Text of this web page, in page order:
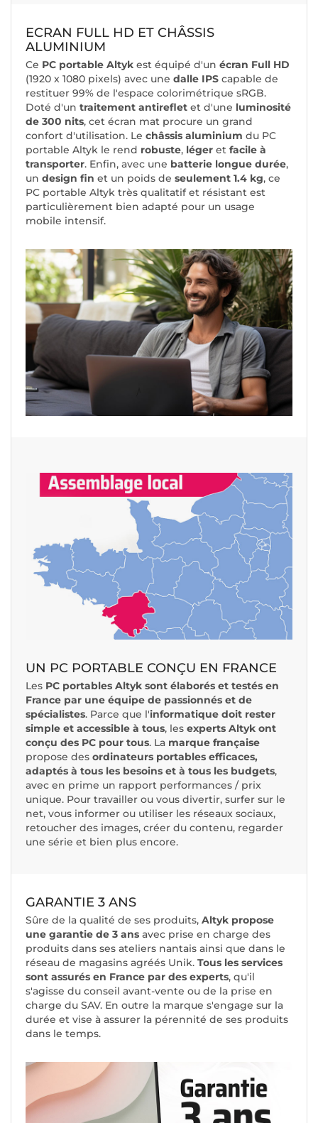
ECRAN FULL HD ET CHÂSSIS
ALUMINIUM
Ce PC portable Altyk est équipé d'un écran Full HD
(1920 x 1080 pixels) avec une dalle IPS capable de
restituer 99% de l'espace colorimétrique sRGB.
Doté d'un traitement antireflet et d'une luminosité
de 300 nits, cet écran mat procure un grand
confort d'utilisation. Le châssis aluminium du PC
portable Altyk le rend robuste, léger et facile à
transporter. Enfin, avec une batterie longue durée,
un design fin et un poids de seulement 1.4 kg, ce
PC portable Altyk très qualitatif et résistant est
particulièrement bien adapté pour un usage
mobile intensif.
UN PC PORTABLE CONÇU EN FRANCE
Les PC portables Altyk sont élaborés et testés en
France par une équipe de passionnés et de
spécialistes. Parce que l'informatique doit rester
simple et accessible à tous, les experts Altyk ont
conçu des PC pour tous. La marque française
propose des ordinateurs portables efficaces,
adaptés à tous les besoins et à tous les budgets,
avec en prime un rapport performances / prix
unique. Pour travailler ou vous divertir, surfer sur le
net, vous informer ou utiliser les réseaux sociaux,
retoucher des images, créer du contenu, regarder
une série et bien plus encore.
GARANTIE 3 ANS
Sûre de la qualité de ses produits, Altyk propose
une garantie de 3 ans avec prise en charge des
produits dans ses ateliers nantais ainsi que dans le
réseau de magasins agréés Unik. Tous les services
sont assurés en France par des experts, qu'il
s'agisse du conseil avant-vente ou de la prise en
charge du SAV. En outre la marque s'engage sur la
durée et vise à assurer la pérennité de ses produits
dans le temps.